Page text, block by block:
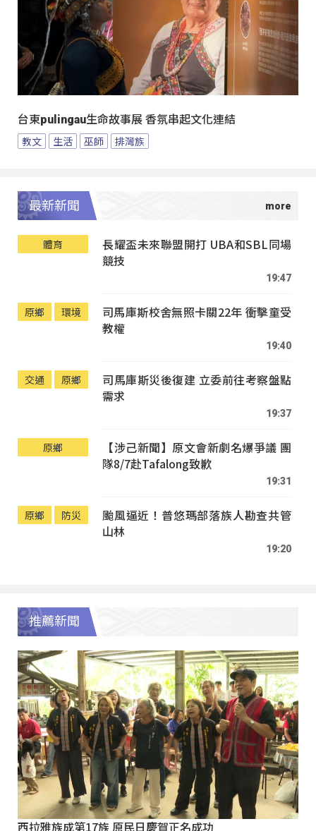
台東pulingau生命故事展 香氛串起文化連結
教文 生活 巫師 排灣族
最新新聞
體育
長耀盃未來聯盟開打 UBA和SBL同場
競技
19:47
原鄉 環境
司馬庫斯校舍無照卡關22年 衝擊童受
教權
19:40
交通 原鄉
司馬庫斯災後復建 立委前往考察盤點
需求
19:37
原鄉
【涉己新聞】原文會新劇名爆爭議 團
隊8/7赴Tafalong致歉
19:31
原鄉 防災
颱風逼近！普悠瑪部落族人勘查共管
山林
19:20
推薦新聞
西拉雅族成第17族 原民日慶賀正名成功